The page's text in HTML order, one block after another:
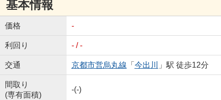
基本情報
価格 -
利回り - / -
交通 京都市営烏丸線 「 今出川 」駅 徒歩12分
間取り
(専有面積)
-(-)